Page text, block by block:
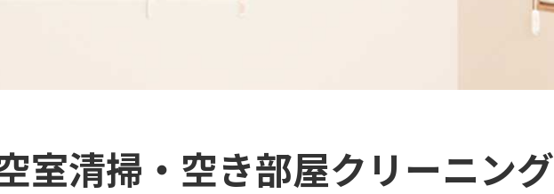
室清掃・空き部屋クリーニング